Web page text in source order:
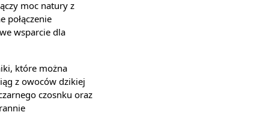
moc natury z
połączenie
wsparcie dla
które można
z owoców dzikiej
czosnku oraz